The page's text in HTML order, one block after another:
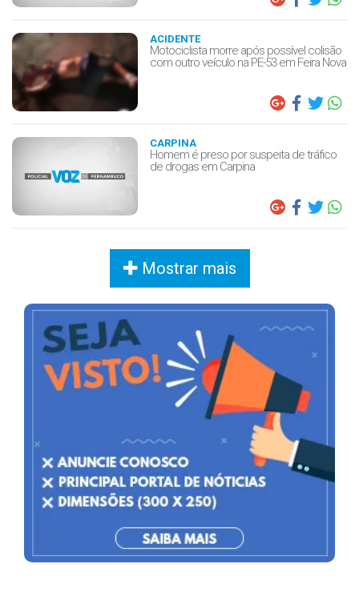
ACIDENTE
Motociclista morre após possível colisão
com outro veículo na PE-53 em Feira Nova
CARPINA
Homem é preso por suspeita de tráfico
de drogas em Carpina
Mostrar mais